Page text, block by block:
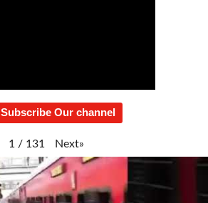
Subscribe Our channel
1 / 131 Next»